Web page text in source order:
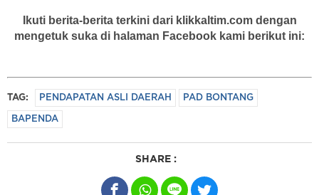
Ikuti berita-berita terkini dari klikkaltim.com dengan
mengetuk suka di halaman Facebook kami berikut ini:
TAG: PENDAPATAN ASLI DAERAH PAD BONTANG
BAPENDA
SHARE :